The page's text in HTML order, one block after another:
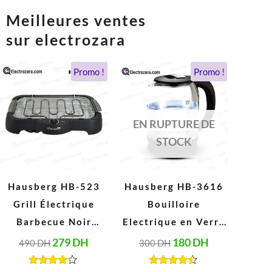
Meilleures ventes
sur electrozara
Promo !
Hausberg HB-523
Grill Électrique
Barbecue Noir
(2000W, 230V,
50Hz)
490DH
prix
initial
était :
490 DH.
279DH
Le
prix
actuel
est :
279 DH.
Promo !
EN RUPTURE DE
STOCK
Hausberg HB-3616
Bouilloire
Electrique en Verre
2 Litres, Arrêt
Automatique, Base
300DH
prix
initial
était :
300 DH.
180DH
Le
prix
actuel
est :
180 DH.